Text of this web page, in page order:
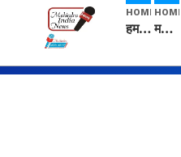
HOME
हम सनातनी..." सांसद kangana Ranaut से क्या बोली लड़की? Viral Jantar-Mantar | CJP protest
HOME
मनीषा हत्याकांड: हत्या, आत्महत्या या कोई बड़ा राज? | Full Story | Josh Haryana